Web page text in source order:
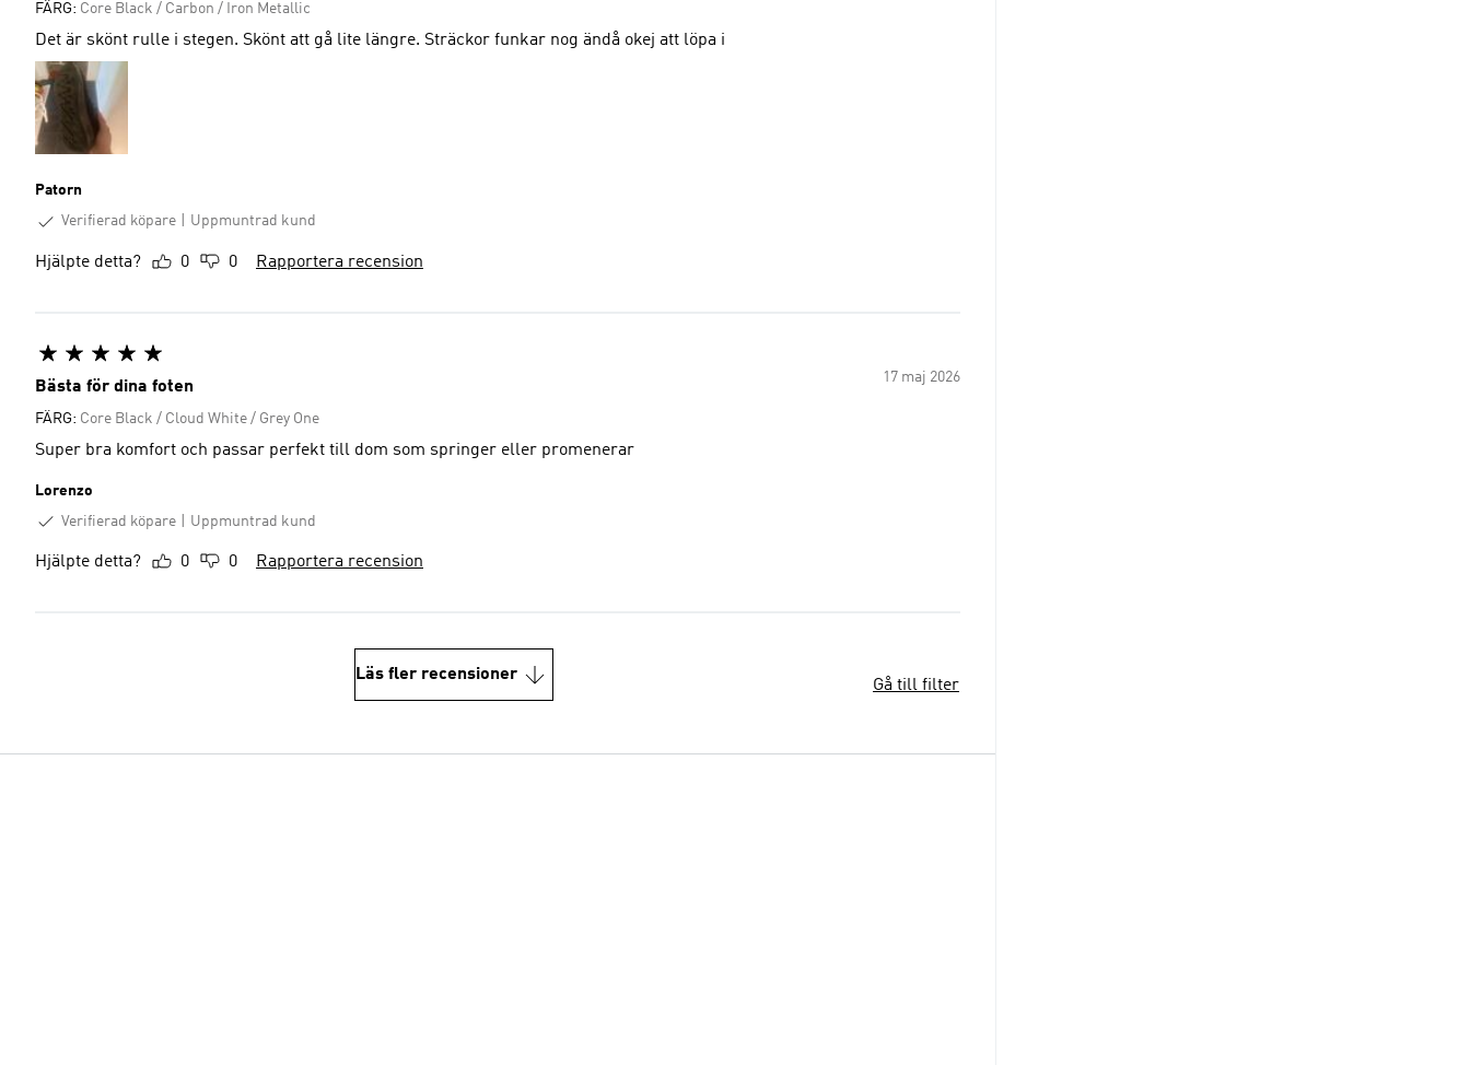
FÄRG: Core Black / Carbon / Iron Metallic
Det är skönt rulle i stegen. Skönt att gå lite längre. Sträckor funkar nog ändå okej att löpa i
Patorn
Verifierad köpare
Uppmuntrad kund
Hjälpte detta? 0 0 Rapportera recension
17 maj 2026
Bästa för dina foten
FÄRG: Core Black / Cloud White / Grey One
Super bra komfort och passar perfekt till dom som springer eller promenerar
Lorenzo
Verifierad köpare
Uppmuntrad kund
Hjälpte detta? 0 0 Rapportera recension
Läs fler recensioner
Gå till filter